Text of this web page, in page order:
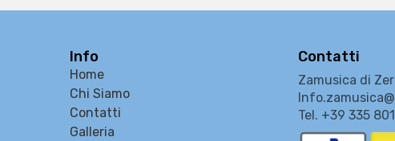
Info
Home
Chi Siamo
Contatti
Galleria
Contatti
Zamusica di
Tel. +39 335